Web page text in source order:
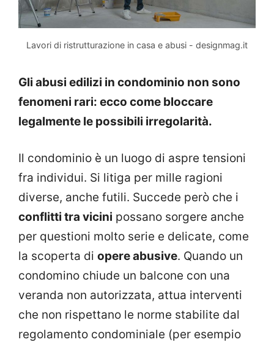
Lavori di ristrutturazione in casa e abusi - designmag.it
Gli abusi edilizi in condominio non sono
fenomeni rari: ecco come bloccare
legalmente le possibili irregolarità.
Il condominio è un luogo di aspre tensioni
fra individui. Si litiga per mille ragioni
diverse, anche futili. Succede però che i
conflitti tra vicini possano sorgere anche
per questioni molto serie e delicate, come
la scoperta di opere abusive. Quando un
condomino chiude un balcone con una
veranda non autorizzata, attua interventi
che non rispettano le norme stabilite dal
regolamento condominiale (per esempio